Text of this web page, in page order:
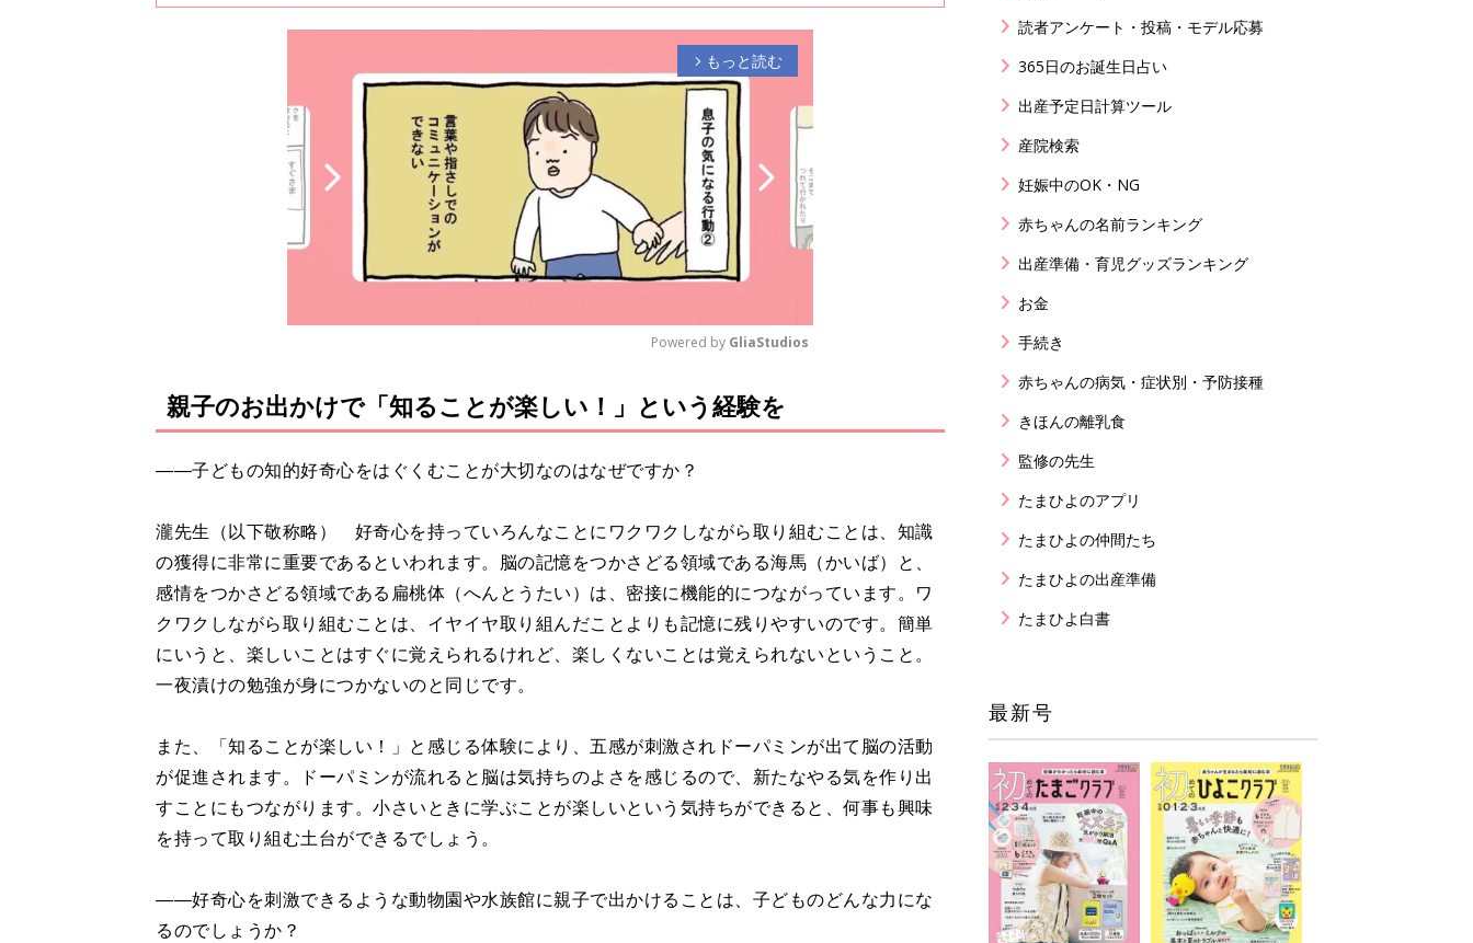
arrow_forward_ios もっと読む
M
u
Powered by GliaStudios
親子のお出かけで「知ることが楽しい！」という経験を
――子どもの知的好奇心をはぐくむことが大切なのはなぜですか？
瀧先生（以下敬称略） 好奇心を持っていろんなことにワクワクしながら取り組むことは、知識
の獲得に非常に重要であるといわれます。脳の記憶をつかさどる領域である海馬（かいば）と、
感情をつかさどる領域である扁桃体（へんとうたい）は、密接に機能的につながっています。ワ
クワクしながら取り組むことは、イヤイヤ取り組んだことよりも記憶に残りやすいのです。簡単
にいうと、楽しいことはすぐに覚えられるけれど、楽しくないことは覚えられないということ。
一夜漬けの勉強が身につかないのと同じです。
また、「知ることが楽しい！」と感じる体験により、五感が刺激されドーパミンが出て脳の活動
が促進されます。ドーパミンが流れると脳は気持ちのよさを感じるので、新たなやる気を作り出
すことにもつながります。小さいときに学ぶことが楽しいという気持ちができると、何事も興味
を持って取り組む土台ができるでしょう。
――好奇心を刺激できるような動物園や水族館に親子で出かけることは、子どものどんな力にな
るのでしょうか？
読者アンケート・投稿・モデル応募
365日のお誕生日占い
出産予定日計算ツール
産院検索
妊娠中のOK・NG
赤ちゃんの名前ランキング
出産準備・育児グッズランキング
お金
手続き
赤ちゃんの病気・症状別・予防接種
きほんの離乳食
監修の先生
たまひよのアプリ
たまひよの仲間たち
たまひよの出産準備
たまひよ白書
最新号